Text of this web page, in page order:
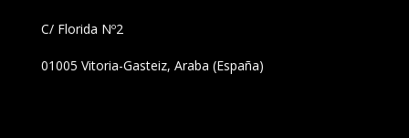
C/ Florida Nº2
01005 Vitoria-Gasteiz, Araba (España)